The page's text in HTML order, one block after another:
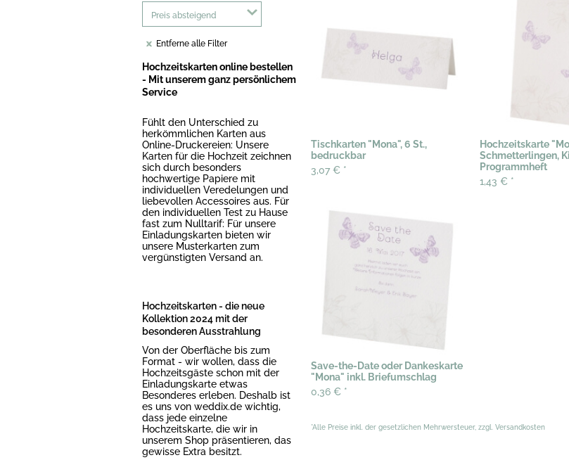
Preis absteigend
Entferne alle Filter
Hochzeitskarten online bestellen
- Mit unserem ganz persönlichem
Service
Fühlt den Unterschied zu
herkömmlichen Karten aus
Online-Druckereien: Unsere
Karten für die Hochzeit zeichnen
sich durch besonders
hochwertige Papiere mit
individuellen Veredelungen und
liebevollen Accessoires aus. Für
den individuellen Test zu Hause
fast zum Nulltarif: Für unsere
Einladungskarten bieten wir
unsere Musterkarten zum
vergünstigten Versand an.
Hochzeitskarten - die neue
Kollektion 2024 mit der
besonderen Ausstrahlung
Von der Oberfläche bis zum
Format - wir wollen, dass die
Hochzeitsgäste schon mit der
Einladungskarte etwas
Besonderes erleben. Deshalb ist
es uns von weddix.de wichtig,
dass jede einzelne
Hochzeitskarte, die wir in
unserem Shop präsentieren, das
gewisse Extra besitzt.
Tischkarten "Mona", 6 St.,
bedruckbar
3,07 € *
Hochzeitskarte
Schmetterlingen,
Programmheft
1,43 € *
Save-the-Date oder Dankeskarte
"Mona" inkl. Briefumschlag
0,36 € *
*Alle Preise inkl. der gesetzlichen Mehrwersteuer, zzgl. Versandkosten